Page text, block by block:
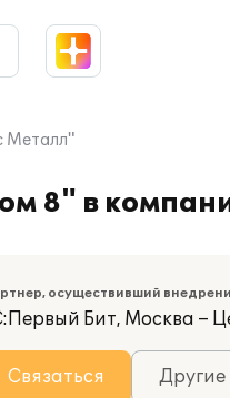
Металл"
8" в
осуществивший
Бит, Москва –
Связаться